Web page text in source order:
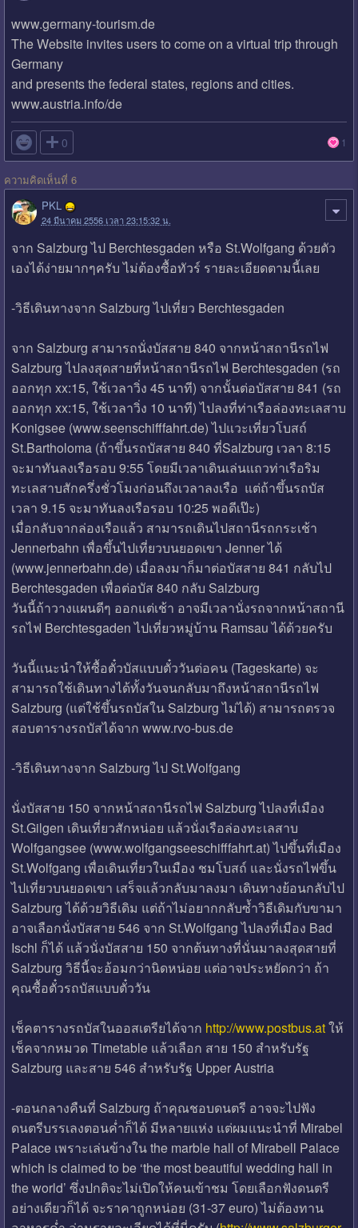
www.germany-tourism.de
The Website invites users to come on a virtual trip through
Germany
and presents the federal states, regions and cities.
www.austria.info/de
 0 1
ความคิดเห็นที่ 6
PKL
24 มีนาคม 2556 เวลา 23:15:32 น.
จาก Salzburg ไป Berchtesgaden หรือ St.Wolfgang ด้วยตัว
เองได้ง่ายมากๆครับ ไม่ต้องซื้อทัวร์ รายละเอียดตามนี้เลย
-วิธีเดินทางจาก Salzburg ไปเที่ยว Berchtesgaden
จาก Salzburg สามารถนั่งบัสสาย 840 จากหน้าสถานีรถไฟ
Salzburg ไปลงสุดสายที่หน้าสถานีรถไฟ Berchtesgaden (รถ
ออกทุก xx:15, ใช้เวลาวิ่ง 45 นาที) จากนั้นต่อบัสสาย 841 (รถ
ออกทุก xx:15, ใช้เวลาวิ่ง 10 นาที) ไปลงที่ท่าเรือล่องทะเลสาบ
Konigsee (www.seenschifffahrt.de) ไปแวะเที่ยวโบสถ์
St.Bartholoma (ถ้าขึ้นรถบัสสาย 840 ที่Salzburg เวลา 8:15
จะมาทันลงเรือรอบ 9:55 โดยมีเวลาเดินเล่นแถวท่าเรือริม
ทะเลสาบสักครึ่งชั่วโมงก่อนถึงเวลาลงเรือ แต่ถ้าขึ้นรถบัส
เวลา 9.15 จะมาทันลงเรือรอบ 10:25 พอดีเป๊ะ)
เมื่อกลับจากล่องเรือแล้ว สามารถเดินไปสถานีรถกระเช้า
Jennerbahn เพื่อขึ้นไปเที่ยวบนยอดเขา Jenner ได้
(www.jennerbahn.de) เมื่อลงมาก็มาต่อบัสสาย 841 กลับไป
Berchtesgaden เพื่อต่อบัส 840 กลับ Salzburg
วันนี้ถ้าวางแผนดีๆ ออกแต่เช้า อาจมีเวลานั่งรถจากหน้าสถานี
รถไฟ Berchtesgaden ไปเที่ยวหมู่บ้าน Ramsau ได้ด้วยครับ
วันนี้แนะนำให้ซื้อตั๋วบัสแบบตั๋ววันต่อคน (Tageskarte) จะ
สามารถใช้เดินทางได้ทั้งวันจนกลับมาถึงหน้าสถานีรถไฟ
Salzburg (แต่ใช้ขึ้นรถบัสใน Salzburg ไม่ได้) สามารถตรวจ
สอบตารางรถบัสได้จาก www.rvo-bus.de
-วิธีเดินทางจาก Salzburg ไป St.Wolfgang
นั่งบัสสาย 150 จากหน้าสถานีรถไฟ Salzburg ไปลงที่เมือง
St.Gilgen เดินเที่ยวสักหน่อย แล้วนั่งเรือล่องทะเลสาบ
Wolfgangsee (www.wolfgangseeschifffahrt.at) ไปขึ้นที่เมือง
St.Wolfgang เพื่อเดินเที่ยวในเมือง ชมโบสถ์ และนั่งรถไฟขึ้น
ไปเที่ยวบนยอดเขา เสร็จแล้วกลับมาลงมา เดินทางย้อนกลับไป
Salzburg ได้ด้วยวิธีเดิม แต่ถ้าไม่อยากกลับซ้ำวิธีเดิมกับขามา
อาจเลือกนั่งบัสสาย 546 จาก St.Wolfgang ไปลงที่เมือง Bad
Ischl ก็ได้ แล้วนั่งบัสสาย 150 จากต้นทางที่นั่นมาลงสุดสายที่
Salzburg วิธีนี้จะอ้อมกว่านิดหน่อย แต่อาจประหยัดกว่า ถ้า
คุณซื้อตั๋วรถบัสแบบตั๋ววัน
เช็คตารางรถบัสในออสเตรียได้จาก http://www.postbus.atให้
เช็คจากหมวด Timetable แล้วเลือก สาย 150 สำหรับรัฐ
Salzburg และสาย 546 สำหรับรัฐ Upper Austria
-ตอนกลางคืนที่ Salzburg ถ้าคุณชอบดนตรี อาจจะไปฟัง
ดนตรีบรรเลงตอนค่ำก็ได้ มีหลายแห่ง แต่ผมแนะนำที่ Mirabel
Palace เพราะเล่นข้างใน the marble hall of Mirabell Palace
which is claimed to be ‘the most beautiful wedding hall in
the world’ ซึ่งปกติจะไม่เปิดให้คนเข้าชม โดยเลือกฟังดนตรี
อย่างเดียวก็ได้ จะราคาถูกหน่อย (31-37 euro) ไม่ต้องทาน